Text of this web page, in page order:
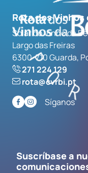
Rota dos
Solar do Vinho da
Largo das Freiras
6300-710 Guarda,
271 224 129
rota@cvrbi.pt
Síganos
Suscríbase a